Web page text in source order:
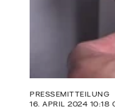
PRESSEMITTEILUNG
16. APRIL 2024 10:18